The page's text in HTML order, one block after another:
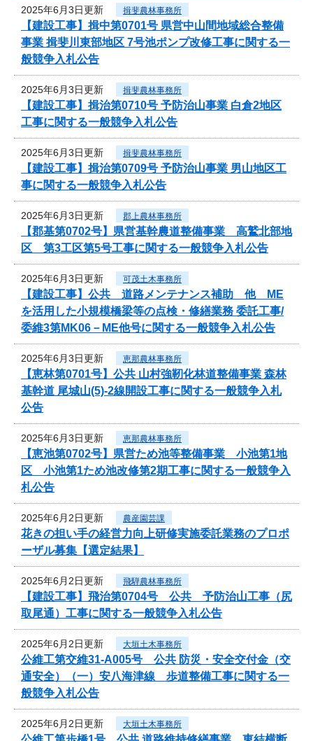
2025年6月3日更新 揖斐農林事務所
【建設工事】揖中第0701号 県営中山間地域総合整備
事業 揖斐川東部地区 7号池ポンプ改修工事に関する一
般競争入札公告
2025年6月3日更新 揖斐農林事務所
【建設工事】揖治第0710号 予防治山事業 白倉2地区
工事に関する一般競争入札公告
2025年6月3日更新 揖斐農林事務所
【建設工事】揖治第0709号 予防治山事業 男山地区工
事に関する一般競争入札公告
2025年6月3日更新 郡上農林事務所
【郡基第0702号】県営基幹農道整備事業 高鷲北部地
区 第3工区第5号工事に関する一般競争入札公告
2025年6月3日更新 可茂土木事務所
【建設工事】公共 道路メンテナンス補助 他 ME
を活用した小規模橋梁等の点検・修繕業務 委託工事/
委維3第MK06－ME他号に関する一般競争入札公告
2025年6月3日更新 恵那農林事務所
【恵林第0701号】公共 山村強靭化林道整備事業 森林
基幹道 尾城山(5)-2線開設工事に関する一般競争入札
公告
2025年6月3日更新 恵那農林事務所
【恵池第0702号】県営ため池等整備事業 小池第1地
区 小池第1ため池改修第2期工事に関する一般競争入
札公告
2025年6月2日更新 農産園芸課
花きの担い手の経営力向上研修実施委託業務のプロポ
ーザル募集【選定結果】
2025年6月2日更新 飛騨農林事務所
【建設工事】飛治第0704号 公共 予防治山工事（尻
取尾通）工事に関する一般競争入札公告
2025年6月2日更新 大垣土木事務所
公維工第交維31-A005号 公共 防災・安全交付金（交
通安全）（一）安八海津線 歩道整備工事に関する一
般競争入札公告
2025年6月2日更新 大垣土木事務所